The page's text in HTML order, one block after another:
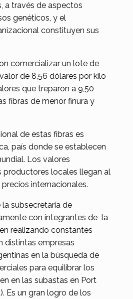
a través de aspectos
genéticos, y el
constituyen sus
comercializar un lote de
de 8,56 dólares por kilo
que treparon a 9,50
fibras de menor finura y
de estas fibras es
país donde se establecen
Los valores
productores locales llegan al
internacionales.
la subsecretaria de
con integrantes de la
realizando constantes
distintas empresas
en la búsqueda de
para equilibrar los
en las subastas en Port
Es un gran logro de los